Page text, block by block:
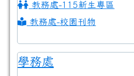
教務處-115新生專區
教務處-校園刊物
學務處